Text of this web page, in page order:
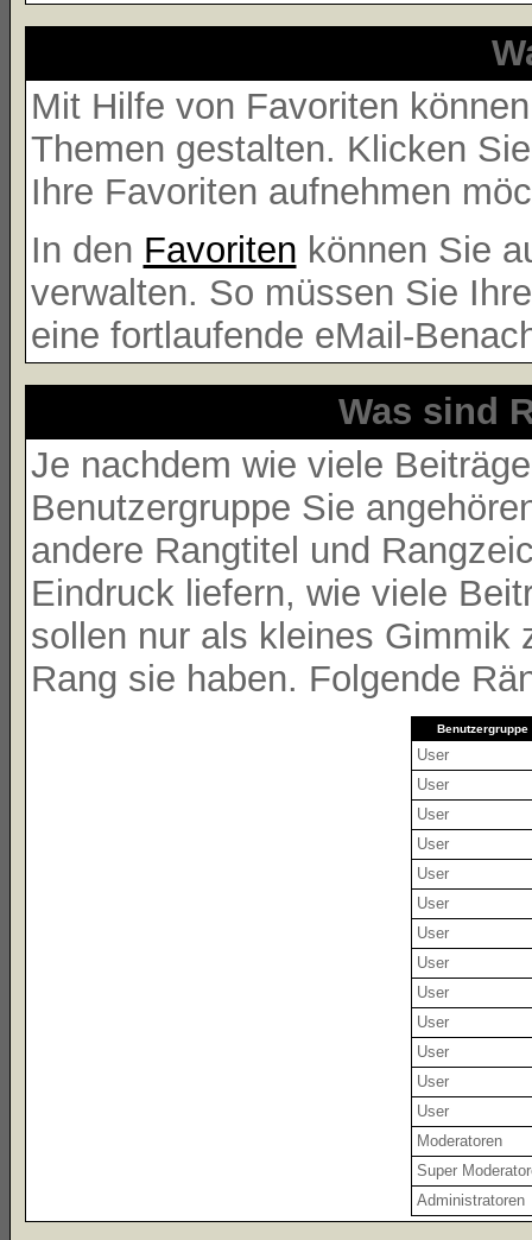
Mit Hilfe von Favoriten
Themen gestalten. Klicken
Ihre Favoriten aufnehmen
In den Favoriten können Sie
verwalten. So müssen Sie
eine fortlaufende eMail-
Was sind
Je nachdem wie viele
Benutzergruppe Sie
andere Rangtitel und
Eindruck liefern, wie viele
sollen nur als kleines Gimmik
Rang sie haben. Folgende
Benutzergruppe
User
User
User
User
User
User
User
User
User
User
User
User
User
Moderatoren
Super
Administratoren